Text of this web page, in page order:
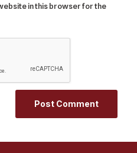
in this browser for the